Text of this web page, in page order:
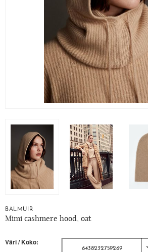
BALMUIR
Mimi cashmere hood, oat
Väri / Koko:
6438232759269